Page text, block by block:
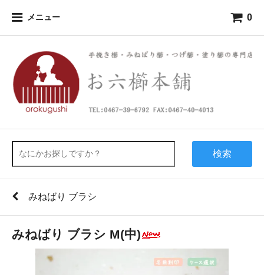
メニュー 0
検索
みねばり ブラシ
みねばり ブラシ M(中)